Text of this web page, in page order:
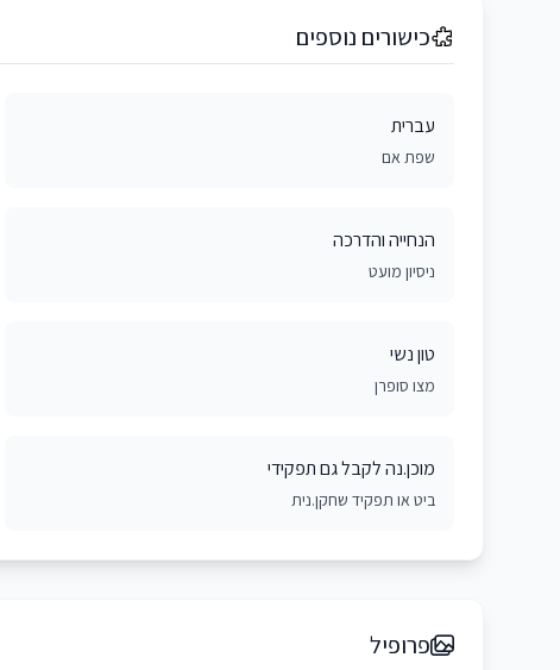
כישורים נוספים
עברית
שפת אם
הנחייה והדרכה
ניסיון מועט
טון נשי
מצו סופרן
מוכן.נה לקבל גם תפקידי
ביט או תפקיד שחקן.נית
פרופיל